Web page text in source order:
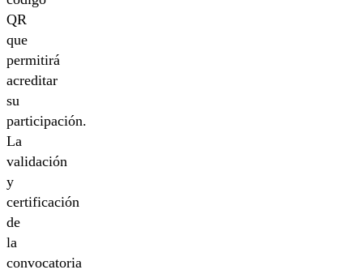
QR
que
permitirá
acreditar
su
participación.
La
validación
y
certificación
de
la
convocatoria